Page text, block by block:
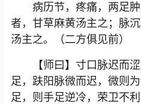
病历节，疼痛，两足
者，甘草麻黄汤主之；脉
汤主之。（二方俱见前）
【师曰】寸口脉迟而
足，趺阳脉微而迟，微则
足，则手足逆冷，荣卫不